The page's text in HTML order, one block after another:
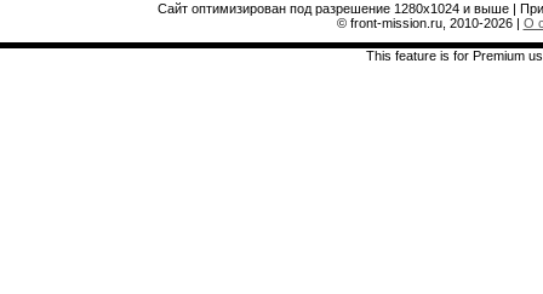
Сайт оптимизирован под разрешение 1280x1024 и выше |
© front-mission.ru, 2010-2026| О
This feature is for Premium